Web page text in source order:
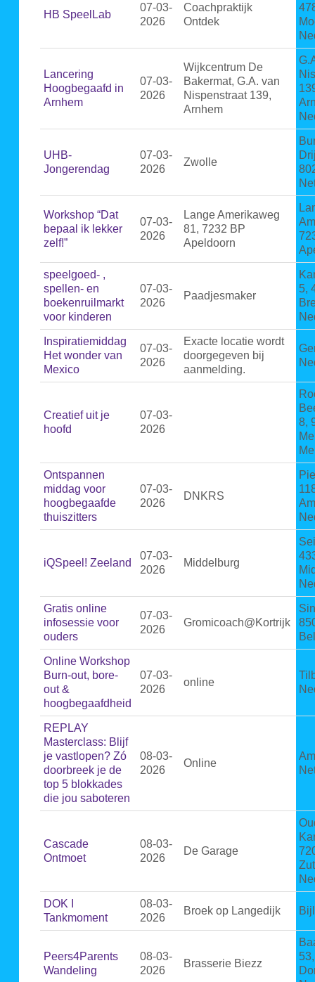
HB SpeelLab
07-03-
2026
Coachpraktijk
Ontdek
Lancering
Hoogbegaafd in
Arnhem
07-03-
2026
Wijkcentrum De
Bakermat, G.A. van
Nispenstraat 139,
Arnhem
UHB-
Jongerendag
07-03-
2026
Zwolle
Workshop “Dat
bepaal ik lekker
zelf!”
07-03-
2026
Lange Amerikaweg
81, 7232 BP
Apeldoorn
speelgoed- ,
spellen- en
boekenruilmarkt
voor kinderen
07-03-
2026
Paadjesmaker
5,
Inspiratiemiddag
Het wonder van
Mexico
07-03-
2026
Exacte locatie wordt
doorgegeven bij
aanmelding.
Creatief uit je
hoofd
07-03-
2026
8,
Ontspannen
middag voor
hoogbegaafde
thuiszitters
07-03-
2026
DNKRS
iQSpeel! Zeeland
07-03-
2026
Middelburg
Gratis online
infosessie voor
ouders
07-03-
2026
Gromicoach@Kortrijk
Online Workshop
Burn-out, bore-
out &
hoogbegaafdheid
07-03-
2026
online
REPLAY
Masterclass: Blijf
je vastlopen? Zó
doorbreek je de
top 5 blokkades
die jou saboteren
08-03-
2026
Online
Cascade
Ontmoet
08-03-
2026
De Garage
DOK I
Tankmoment
08-03-
2026
Broek op Langedijk
Peers4Parents
Wandeling
08-03-
2026
Brasserie Biezz